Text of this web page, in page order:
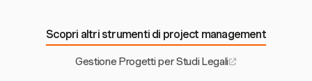
Scopri altri strumenti di project management
Gestione Progetti per Studi Legali